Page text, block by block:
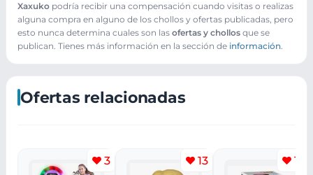
Xaxuko podría recibir una compensación cuando visitas o realizas
alguna compra en alguno de los chollos y ofertas publicadas, pero
esto nunca determina cuales son las ofertas y chollos que se
publican. Tienes más información en la sección de información.
Ofertas relacionadas
3 13 14